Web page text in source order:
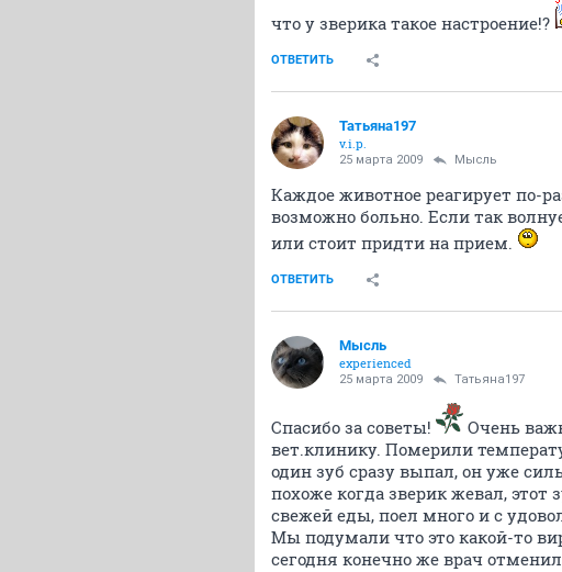
что у зверика такое настроение!?
ОТВЕТИТЬ
Татьяна197
v.i.p.
25 марта 2009 Мысль
Каждое животное реагирует по-
возможно больно. Если так
или стоит придти на прием.
ОТВЕТИТЬ
Мысль
experienced
25 марта 2009 Татьяна197
Спасибо за советы!
Очень
вет.клинику. Померили
один зуб сразу выпал, он уже
похоже когда зверик жевал,
свежей еды, поел много и с
Мы подумали что это какой-то
сегодня конечно же врач